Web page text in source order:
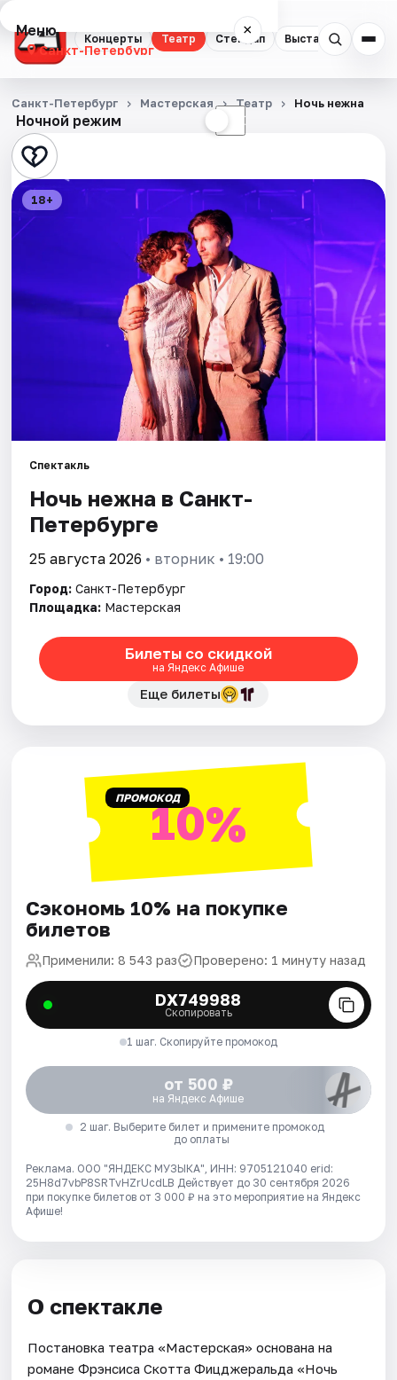
Концерты Театр Стендап Выставки
Меню ×
Санкт-Петербург
Концерты
Театр
Стендап
Выставки
Экскурсии
Города
Артисты
Рейтинги
Ночной режим ☾
Санкт-Петербург Мастерская Театр Ночь нежна
18+
Спектакль
Ночь нежна в Санкт-
Петербурге
25 августа 2026 • вторник • 19:00
Город: Санкт-Петербург
Площадка: Мастерская
Билеты со скидкой
на Яндекс Афише
Еще билеты
ПРОМОКОД10%
Сэкономь 10% на покупке
билетов
Применили: 8 543 раз Проверено: 1 минуту назад
DX749988
Скопировать
1 шаг. Скопируйте промокод
от 500 ₽
на Яндекс Афише
2 шаг. Выберите билет и примените промокод
до оплаты
Реклама. ООО "ЯНДЕКС МУЗЫКА", ИНН: 9705121040 erid:
25H8d7vbP8SRTvHZrUcdLB Действует до 30 сентября 2026
при покупке билетов от 3 000 ₽ на это мероприятие на Яндекс
Афише!
О спектакле
Постановка театра «Мастерская» основана на
романе Фрэнсиса Скотта Фицджеральда «Ночь